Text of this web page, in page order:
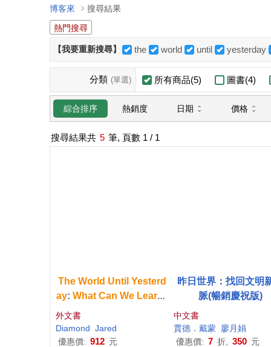
博客來
搜尋結果
熱門搜尋
【我要重新搜尋】 the world until yesterday
分類 (單選) 所有商品(5) 圖書(4)
綜合排序 熱銷度 日期 價格
搜尋結果共 5 筆, 頁數 1 / 1
The World Until Yesterd
ay: What Can We Learn
rom Traditional
s?
外文書
Diamond Jared
優惠價: 912 元
昨日世界：找回文明
脈(暢銷慶祝版)
中文書
賈德．戴蒙 廖月娟
優惠價: 7 折, 350 元